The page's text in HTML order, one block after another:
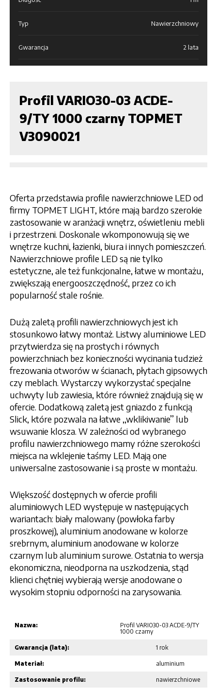
Typ Nawierzchniowy
Gwarancja 2 lata
Profil VARIO30-03 ACDE-
9/TY 1000 czarny TOPMET
V3090021
Oferta przedstawia profile nawierzchniowe LED od
firmy TOPMET LIGHT, które mają bardzo szerokie
zastosowanie w aranżacji wnętrz, oświetleniu mebli
i przestrzeni. Doskonale wkomponowują się we
wnętrze kuchni, łazienki, biura i innych pomieszczeń.
Nawierzchniowe profile LED są nie tylko
estetyczne, ale też funkcjonalne, łatwe w montażu,
zwiększają energooszczędność, przez co ich
popularność stale rośnie.
Dużą zaletą profili nawierzchniowych jest ich
stosunkowo łatwy montaż. Listwy aluminiowe LED
przytwierdza się na prostych i równych
powierzchniach bez konieczności wycinania tudzież
frezowania otworów w ścianach, płytach gipsowych
czy meblach. Wystarczy wykorzystać specjalne
uchwyty lub zawiesia, które również znajdują się w
ofercie. Dodatkową zaletą jest gniazdo z funkcją
Slick, które pozwala na łatwe ‚‚wklikiwanie’’ lub
wsuwanie klosza. W zależności od wybranego
profilu nawierzchniowego mamy różne szerokości
miejsca na wklejenie taśmy LED. Mają one
uniwersalne zastosowanie i są proste w montażu.
Większość dostępnych w ofercie profili
aluminiowych LED występuje w następujących
wariantach: biały malowany (powłoka farby
proszkowej), aluminium anodowane w kolorze
srebrnym, aluminium anodowane w kolorze
czarnym lub aluminium surowe. Ostatnia to wersja
ekonomiczna, nieodporna na uszkodzenia, stąd
klienci chętniej wybierają wersje anodowane o
wysokim stopniu odporności na zarysowania.
Nazwa:
Profil VARIO30-03 ACDE-9/TY
1000 czarny
Gwarancja (lata): 1 rok
Materiał: aluminium
Zastosowanie profilu: nawierzchniowe